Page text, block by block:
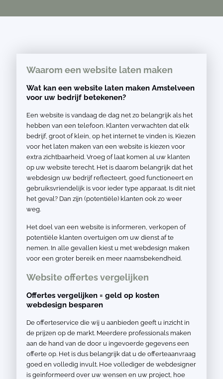
Waarom een website laten maken
Wat kan een website laten maken Amstelveen
voor uw bedrijf betekenen?
Een website is vandaag de dag net zo belangrijk als het
hebben van een telefoon. Klanten verwachten dat elk
bedrijf, groot of klein, op het internet te vinden is. Kiezen
voor het laten maken van een website is kiezen voor
extra zichtbaarheid. Vroeg of laat komen al uw klanten
op uw website terecht. Het is daarom belangrijk dat het
webdesign uw bedrijf reflecteert, goed functioneert en
gebruiksvriendelijk is voor ieder type apparaat. Is dit niet
het geval? Dan zijn (potentiële) klanten ook zo weer
weg.
Het doel van een website is informeren, verkopen of
potentiële klanten overtuigen om uw dienst af te
nemen. In alle gevallen kiest u met webdesign maken
voor een groter bereik en meer naamsbekendheid.
Website offertes vergelijken
Offertes vergelijken = geld op kosten
webdesign besparen
De offerteservice die wij u aanbieden geeft u inzicht in
de prijzen op de markt. Meerdere professionals maken
aan de hand van de door u ingevoerde gegevens een
offerte op. Het is dus belangrijk dat u de offerteaanvraag
goed en volledig invult. Hoe vollediger de webdesigner
is geïnformeerd over uw wensen en uw project, hoe